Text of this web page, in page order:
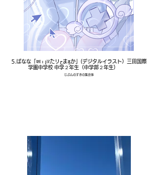
5.ばなな「कƖ ı լਕたリحまⳣか」(デジタルイラスト）三田国際
学園中学校 中学２年生（中学部２年生）
じぶんのすきの集合体